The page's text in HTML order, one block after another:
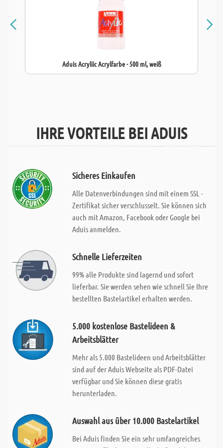
Aduis Acryliic Acrylfarbe - 500 ml, weiß
IHRE VORTEILE BEI ADUIS
Sicheres Einkaufen
Alle Datenverbindungen sind mit einem SSL -
Zertifikat sicher verschlusselt. Sie können sich
auch mit Amazon, Facebook oder Google bei
Aduis anmelden.
Schnelle Lieferzeiten
99% alle Produkte sind lagernd und sofort
lieferbar. Sie werden sehen wie schnell Sie Ihre
bestellten Bastelartikel erhalten werden.
5.000 kostenlose Bastelideen &
Arbeitsblätter
Mehr als 5.000 Bastelideen und Arbeitsblätter
sind auf der Aduis Webseite als PDF-Datei
verfügbar und Sie können diese gratis
herunterladen.
Auswahl aus über 10.000 Bastelartikel
Bei Aduis finden Sie ein sehr umfangreiches